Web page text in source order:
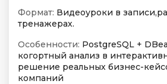
Формат: Видеоуроки в
тренажерах.
Особенности: PostgreSQL +
когортный анализ в
решение реальных бизнес-
компаний